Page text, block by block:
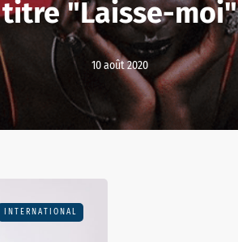
titre "Laisse-moi"
10 août 2020
INTERNATIONAL